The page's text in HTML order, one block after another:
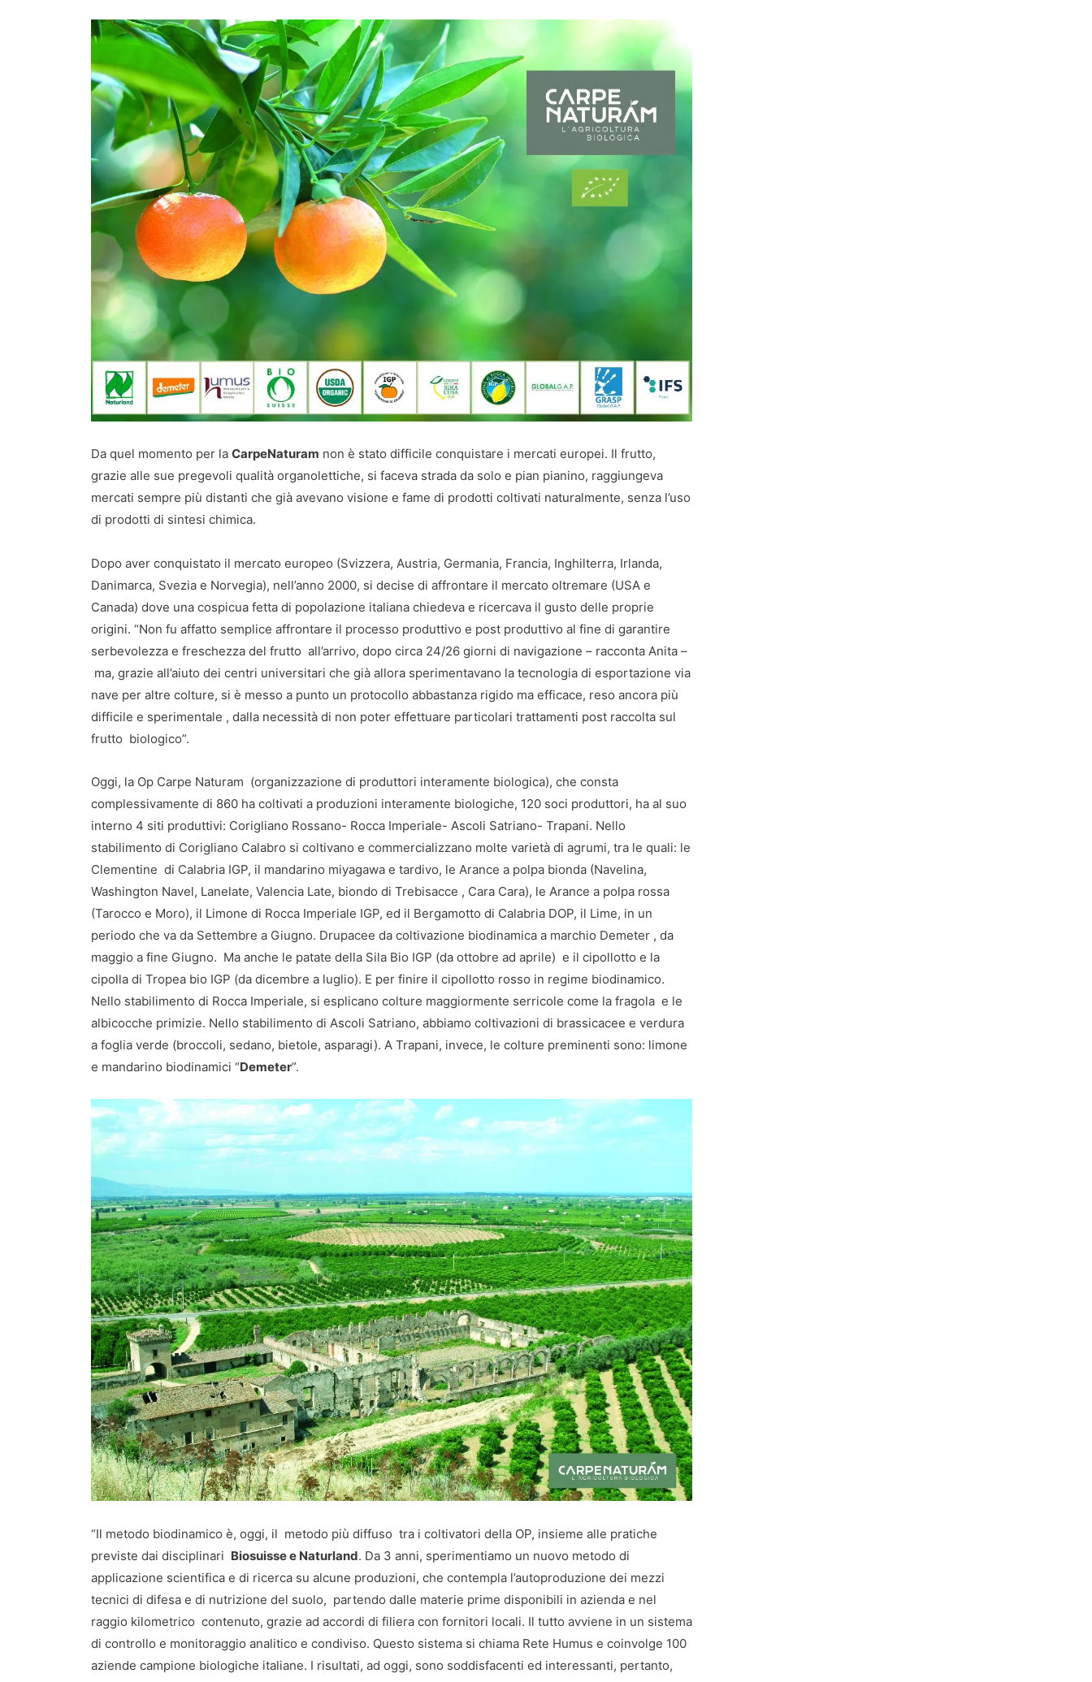
Da quel momento per la CarpeNaturam non è stato difficile conquistare i mercati europei. Il frutto,
grazie alle sue pregevoli qualità organolettiche, si faceva strada da solo e pian pianino, raggiungeva
mercati sempre più distanti che già avevano visione e fame di prodotti coltivati naturalmente, senza l’uso
di prodotti di sintesi chimica.
Dopo aver conquistato il mercato europeo (Svizzera, Austria, Germania, Francia, Inghilterra, Irlanda,
Danimarca, Svezia e Norvegia), nell’anno 2000, si decise di affrontare il mercato oltremare (USA e
Canada) dove una cospicua fetta di popolazione italiana chiedeva e ricercava il gusto delle proprie
origini. “Non fu affatto semplice affrontare il processo produttivo e post produttivo al fine di garantire
serbevolezza e freschezza del frutto all’arrivo, dopo circa 24/26 giorni di navigazione – racconta Anita –
ma, grazie all’aiuto dei centri universitari che già allora sperimentavano la tecnologia di esportazione via
nave per altre colture, si è messo a punto un protocollo abbastanza rigido ma efficace, reso ancora più
difficile e sperimentale , dalla necessità di non poter effettuare particolari trattamenti post raccolta sul
frutto biologico”.
Oggi, la Op Carpe Naturam (organizzazione di produttori interamente biologica), che consta
complessivamente di 860 ha coltivati a produzioni interamente biologiche, 120 soci produttori, ha al suo
interno 4 siti produttivi: Corigliano Rossano- Rocca Imperiale- Ascoli Satriano- Trapani. Nello
stabilimento di Corigliano Calabro si coltivano e commercializzano molte varietà di agrumi, tra le quali: le
Clementine di Calabria IGP, il mandarino miyagawa e tardivo, le Arance a polpa bionda (Navelina,
Washington Navel, Lanelate, Valencia Late, biondo di Trebisacce , Cara Cara), le Arance a polpa rossa
(Tarocco e Moro), il Limone di Rocca Imperiale IGP, ed il Bergamotto di Calabria DOP, il Lime, in un
periodo che va da Settembre a Giugno. Drupacee da coltivazione biodinamica a marchio Demeter , da
maggio a fine Giugno. Ma anche le patate della Sila Bio IGP (da ottobre ad aprile) e il cipollotto e la
cipolla di Tropea bio IGP (da dicembre a luglio). E per finire il cipollotto rosso in regime biodinamico.
Nello stabilimento di Rocca Imperiale, si esplicano colture maggiormente serricole come la fragola e le
albicocche primizie. Nello stabilimento di Ascoli Satriano, abbiamo coltivazioni di brassicacee e verdura
a foglia verde (broccoli, sedano, bietole, asparagi). A Trapani, invece, le colture preminenti sono: limone
e mandarino biodinamici “Demeter”.
“Il metodo biodinamico è, oggi, il metodo più diffuso tra i coltivatori della OP, insieme alle pratiche
previste dai disciplinari Biosuisse e Naturland. Da 3 anni, sperimentiamo un nuovo metodo di
applicazione scientifica e di ricerca su alcune produzioni, che contempla l’autoproduzione dei mezzi
tecnici di difesa e di nutrizione del suolo, partendo dalle materie prime disponibili in azienda e nel
raggio kilometrico contenuto, grazie ad accordi di filiera con fornitori locali. Il tutto avviene in un sistema
di controllo e monitoraggio analitico e condiviso. Questo sistema si chiama Rete Humus e coinvolge 100
aziende campione biologiche italiane. I risultati, ad oggi, sono soddisfacenti ed interessanti, pertanto,